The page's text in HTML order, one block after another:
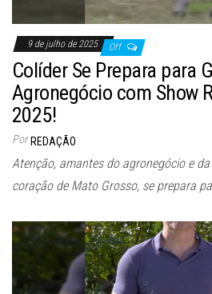
9 de julho de 2025 Off
Colíder Se Prepara para
Agronegócio com Show
2025!
Por REDAÇÃO
Atenção, amantes do agronegócio e
coração de Mato Grosso, se prepara